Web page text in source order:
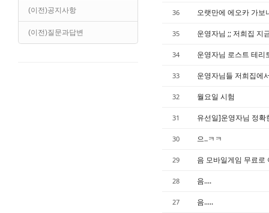
(이전)공지사항
(이전)질문과답변
36 오랫만에 에오카 가보
35 운영자님 ;; 저희집 지
34 운영자님 로스트 테리
33 운영자님들 저희집에
32 월요일 시험
31 유선일]운영자님 정
30 으..ㅋㅋ
29 음 모바일게임 무료로
28 음....
27 음.....